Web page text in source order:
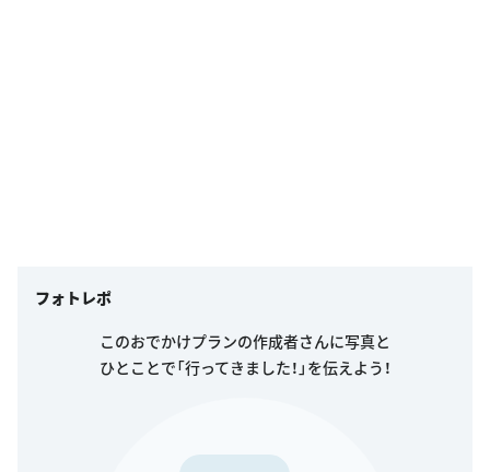
フォトレポ
このおでかけプランの作成者さんに写真と
ひとことで「行ってきました！」を伝えよう！